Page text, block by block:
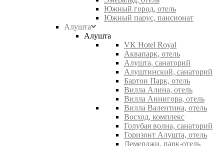
Южный город, отель
Южный парус, пансионат
Алушта
Алушта
VK Hotel Royal
Аквапарк, отель
Алушта, санаторий
Алуштинский, санаторий
Бартон Парк, отель
Вилла Алина, отель
Вилла Аннигора, отель
Вилла Валентина, отель
Восход, комплекс
Голубая волна, санаторий
Горизонт Алушта, отель
Демерджи, парк-отель